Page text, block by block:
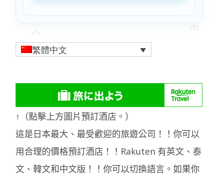
繁體中文
↑（點擊上方圖片預訂酒店。）
這是日本最大、最受歡迎的旅遊公司！！你可以
用合理的價格預訂酒店！！Rakuten 有英文、泰
文、韓文和中文版！！你可以切換語言。如果你